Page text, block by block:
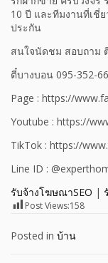
10 ปี และทีมงานที่เชี่
ประกัน
สนใจนัดชม สอบถาม
ตี๋บางบอน 095-352-
Page : https://
Youtube : https://
TikTok : https://
Line ID :
รับจ้างโฆษณาSEO |
Post Views:158
Posted in บ้าน